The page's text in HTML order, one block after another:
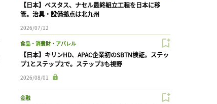
【日本】ベスタス、ナセル最終組立工程を日本に移
管。治具・設備拠点は北九州
2026/07/12
食品・消費財・アパレル
【日本】キリンHD、APAC企業初のSBTN検証。ステッ
プ1とステップ2で。ステップ3も視野
2026/08/01
金融